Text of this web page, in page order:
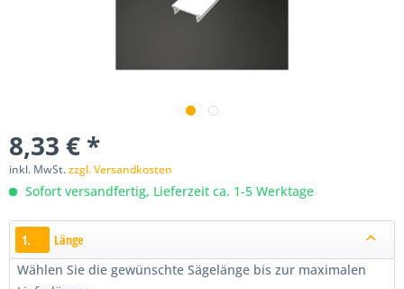
8,33 € *
inkl. MwSt.zzgl. Versandkosten
Sofort versandfertig, Lieferzeit ca. 1-5 Werktage
1.
Länge
Wählen Sie die gewünschte Sägelänge bis zur maximalen